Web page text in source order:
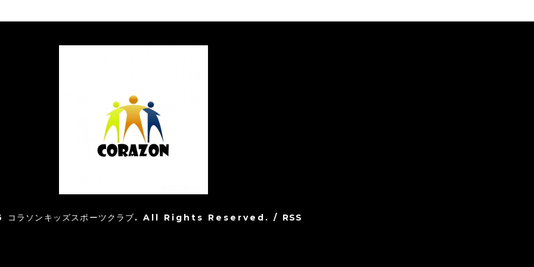
コラソンキッズスポーツクラブ. All Rights Reserved. / RSS